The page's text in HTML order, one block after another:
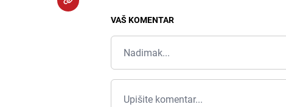
VAŠ KOMENTAR